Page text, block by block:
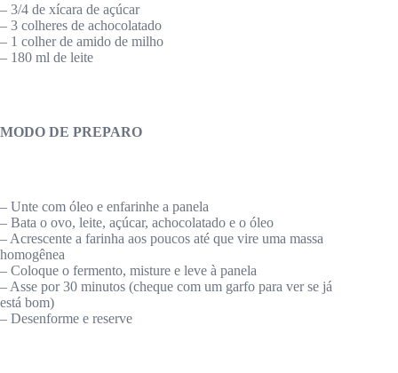
– 3/4 de xícara de açúcar
– 3 colheres de achocolatado
– 1 colher de amido de milho
– 180 ml de leite
MODO DE PREPARO
– Unte com óleo e enfarinhe a panela
– Bata o ovo, leite, açúcar, achocolatado e o óleo
– Acrescente a farinha aos poucos até que vire uma massa
homogênea
– Coloque o fermento, misture e leve à panela
– Asse por 30 minutos (cheque com um garfo para ver se já
está bom)
– Desenforme e reserve